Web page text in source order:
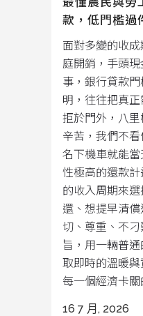
款，低門檻過
面對多變的收
庭開銷，手頭
事，銀行貸款
明，往往把真
拒於門外，八
辛苦，我們不
名下機車就能
性極高的還款
的收入周期來
還、想提早清
切、尊重、不
旨，用一輛普
取即時的溫暖
每一個經濟卡
16 7 月, 2026